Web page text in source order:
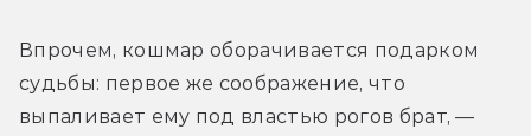
Впрочем, кошмар оборачивается подарком
судьбы: первое же соображение, что
выпаливает ему под властью рогов брат, —